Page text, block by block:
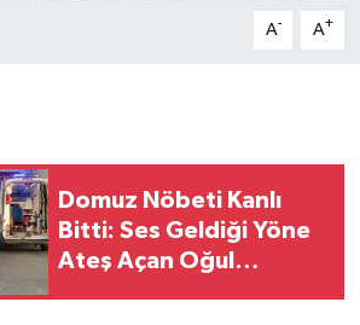
A- A+
Domuz Nöbeti Kanlı
Bitti: Ses Geldiği Yöne
Ateş Açan Oğul